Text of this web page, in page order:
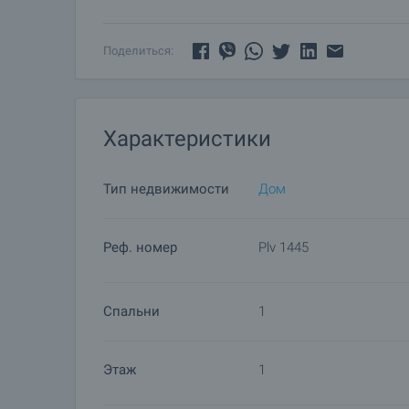
возможность для Вас приобрести новый дом
Поделиться:
Характеристики
Тип недвижимости Дом
Реф. номер Plv 1445
Спальни 1
Этаж 1